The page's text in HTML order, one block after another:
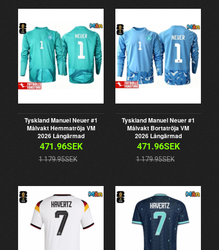
Tyskland Manuel Neuer #1
Målvakt Hemmatröja VM
2026 Långärmad
471.96SEK
1 179.95SEK
Tyskland Manuel Neuer #1
Målvakt Bortatröja VM
2026 Långärmad
471.96SEK
1 179.95SEK